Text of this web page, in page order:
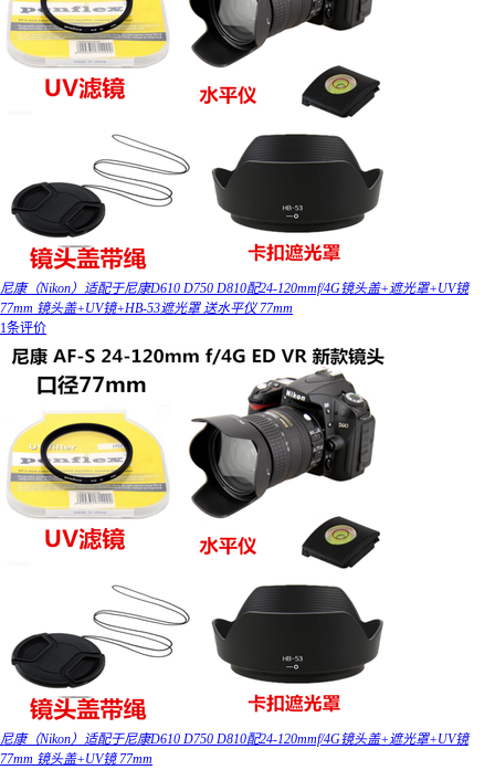
尼康（Nikon）适配于尼康D610 D750 D810配24-120mmf/4G镜头盖+遮光罩+UV镜
77mm 镜头盖+UV镜+HB-53遮光罩 送水平仪 77mm
1条评价
尼康（Nikon）适配于尼康D610 D750 D810配24-120mmf/4G镜头盖+遮光罩+UV镜
77mm 镜头盖+UV镜 77mm